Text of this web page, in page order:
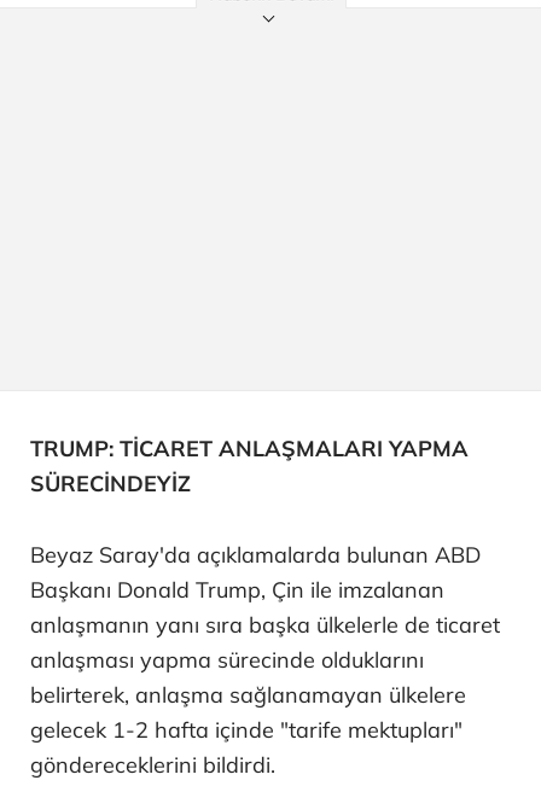
TRUMP: TİCARET ANLAŞMALARI YAPMA
SÜRECİNDEYİZ
Beyaz Saray'da açıklamalarda bulunan ABD
Başkanı Donald Trump, Çin ile imzalanan
anlaşmanın yanı sıra başka ülkelerle de ticaret
anlaşması yapma sürecinde olduklarını
belirterek, anlaşma sağlanamayan ülkelere
gelecek 1-2 hafta içinde "tarife mektupları"
göndereceklerini bildirdi.